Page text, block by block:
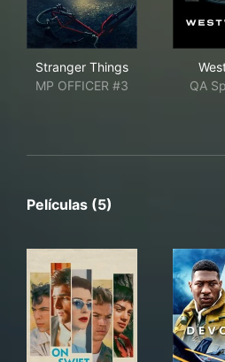
Stranger Things
MP OFFICER #3
QA
Películas (5)